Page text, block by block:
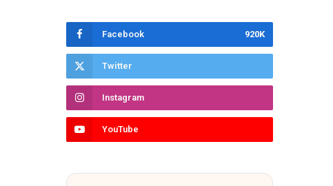
Facebook 920K
Twitter
Instagram
YouTube